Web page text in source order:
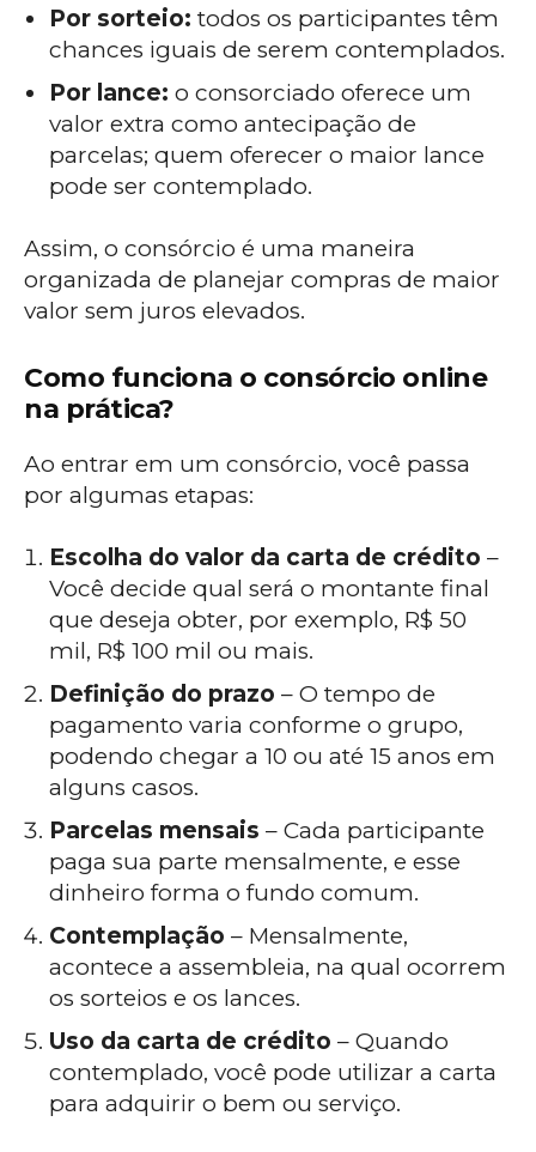
Por sorteio: todos os participantes têm
chances iguais de serem contemplados.
Por lance: o consorciado oferece um
valor extra como antecipação de
parcelas; quem oferecer o maior lance
pode ser contemplado.
Assim, o consórcio é uma maneira
organizada de planejar compras de maior
valor sem juros elevados.
Como funciona o consórcio online
na prática?
Ao entrar em um consórcio, você passa
por algumas etapas:
Escolha do valor da carta de crédito –
Você decide qual será o montante final
que deseja obter, por exemplo, R$ 50
mil, R$ 100 mil ou mais.
Definição do prazo – O tempo de
pagamento varia conforme o grupo,
podendo chegar a 10 ou até 15 anos em
alguns casos.
Parcelas mensais – Cada participante
paga sua parte mensalmente, e esse
dinheiro forma o fundo comum.
Contemplação – Mensalmente,
acontece a assembleia, na qual ocorrem
os sorteios e os lances.
Uso da carta de crédito – Quando
contemplado, você pode utilizar a carta
para adquirir o bem ou serviço.